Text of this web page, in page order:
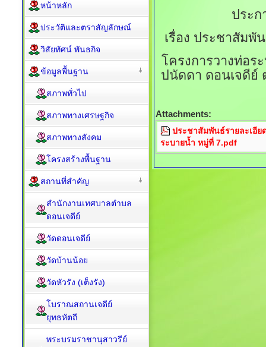
ประก
เรื่อง ประชาสัมพั
โครงการวางท่อร
ปนัดดา ดอนเจดีย์
Attachments:
ประชาสัมพันธ์รายละเอีย
ระบายน้ำ หมู่ที่ 7.pdf
หน้าหลัก
ประวัติและตราสัญลักษณ์
วิสัยทัศน์ พันธกิจ
ข้อมูลพื้นฐาน
สภาพทั่วไป
สภาพทางเศรษฐกิจ
สภาพทางสังคม
โครงสร้างพื้นฐาน
สถานที่สำคัญ
สำนักงานเทศบาลตำบล
ดอนเจดีย์
วัดดอนเจดีย์
วัดบ้านน้อย
วัดหัวรัง (เต็งรัง)
โบราณสถานเจดีย์
ยุทธหัตถี
พระบรมราชานุสาวรีย์